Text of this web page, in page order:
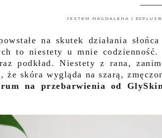
JESTEM MAGDALENA |
na skutek działania
to niestety u mnie codzienność.
podkład. Niestety z rana,
skóra wygląda na szarą,
na przebarwienia od